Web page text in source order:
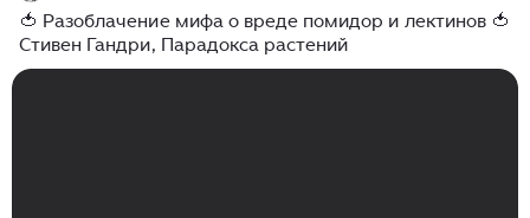
🍅 Разоблачение мифа о вреде помидор и лектинов 🍅
Стивен Гандри, Парадокса растений